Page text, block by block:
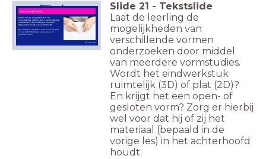
Vorm onderzoek
Onderzoek de mogelijkheden van
verschillende vormen d.m.v. verschillende
vormstudies. Hou hierbij het materiaal
(bepaald in les 2) in je achterhoofd!
Bijvoorbeeld: Wordt het werk ruimtelijk (3D)
of plat (2D)? En krijgt het een open- of
gesloten vorm?
Beeld: Publiek Domein
Slide 21 - Tekstslide
Laat de leerling de
mogelijkheden van
verschillende vormen
onderzoeken door middel
van meerdere vormstudies.
Wordt het eindwerkstuk
ruimtelijk (3D) of plat (2D)?
En krijgt het een open- of
gesloten vorm? Zorg er hierbij
wel voor dat hij of zij het
materiaal (bepaald in de
vorige les) in het achterhoofd
houdt.